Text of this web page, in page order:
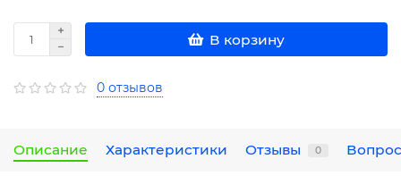
В корзину
0 отзывов
Описание Характеристики Отзывы 0